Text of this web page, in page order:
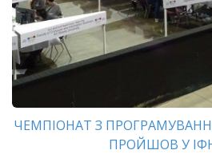
ЧЕМПІОНАТ З ПРОГРАМУВАННЯ
ПРОЙШОВ У